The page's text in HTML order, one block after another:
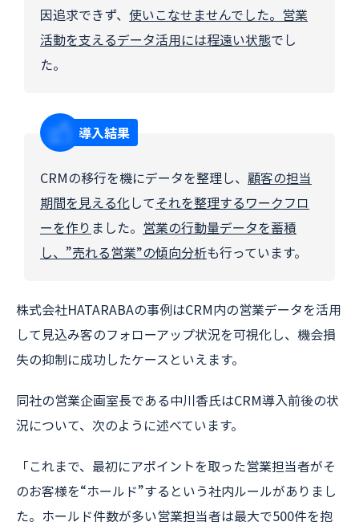
因追求できず、 使いこなせませんでした。営業
活動を支えるデータ活用には程遠い状態でし
た。
導入結果
CRMの移行を機にデータを整理し、 顧客の担当
期間を見える化してそれを整理するワークフロ
ーを作り ました。 営業の行動量データを蓄積
し、”売れる営業”の傾向分析も行っています。
株式会社HATARABAの事例はCRM内の営業データを活用
して見込み客のフォローアップ状況を可視化し、機会損
失の抑制に成功したケースといえます。
同社の営業企画室長である中川香氏はCRM導入前後の状
況について、次のように述べています。
「これまで、最初にアポイントを取った営業担当者がそ
のお客様を“ホールド”するという社内ルールがありまし
た。ホールド件数が多い営業担当者は最大で500件を抱